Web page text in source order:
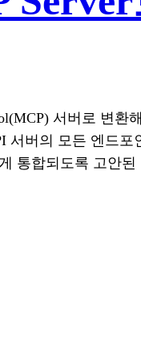
서버로 변환
서버의 모든 엔드
통합되도록 고안